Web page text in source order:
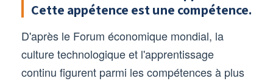
Cette appétence est une compétence.
D'après le Forum économique mondial, la
culture technologique et l'apprentissage
continu figurent parmi les compétences à plus